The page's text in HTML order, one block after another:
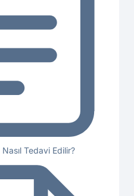
Tedavi Edilir?